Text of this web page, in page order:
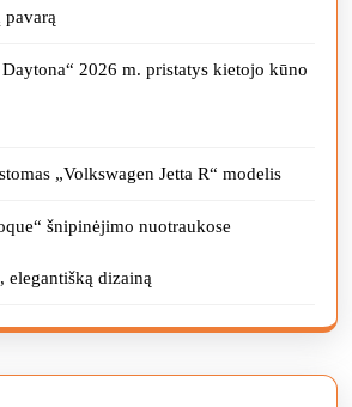
2026 m. pristatys kietojo kūno
„Volkswagen Jetta R“ modelis
šnipinėjimo nuotraukose
elegantišką dizainą